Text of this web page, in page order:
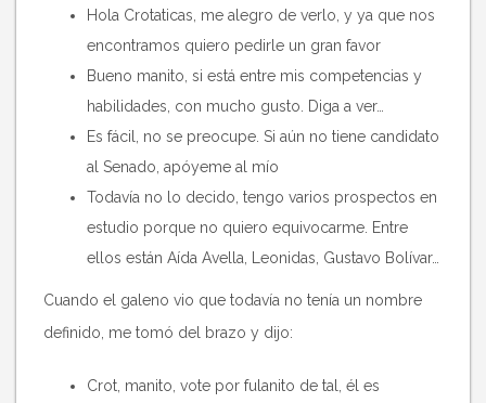
Hola Crotaticas, me alegro de verlo, y ya que nos
encontramos quiero pedirle un gran favor
Bueno manito, si está entre mis competencias y
habilidades, con mucho gusto. Diga a ver…
Es fácil, no se preocupe. Si aún no tiene candidato
al Senado, apóyeme al mío
Todavía no lo decido, tengo varios prospectos en
estudio porque no quiero equivocarme. Entre
ellos están Aída Avella, Leonidas, Gustavo Bolívar…
Cuando el galeno vio que todavía no tenía un nombre
definido, me tomó del brazo y dijo:
Crot, manito, vote por fulanito de tal, él es